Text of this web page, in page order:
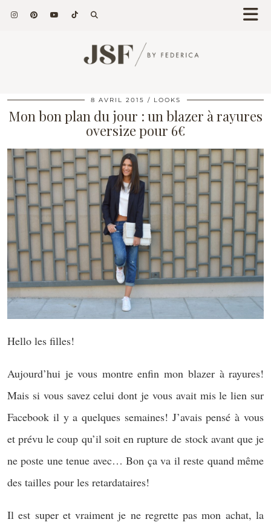
8 AVRIL 2015 LOOKS
Mon bon plan du jour : un blazer à rayures
oversize pour 6€
Hello les filles!
Aujourd’hui je vous montre enfin mon blazer à rayures!
Mais si vous savez celui dont je vous avait mis le lien sur
Facebook il y a quelques semaines! J’avais pensé à vous
et prévu le coup qu’il soit en rupture de stock avant que je
ne poste une tenue avec… Bon ça va il reste quand même
des tailles pour les retardataires!
Il est super et vraiment je ne regrette pas mon achat, la